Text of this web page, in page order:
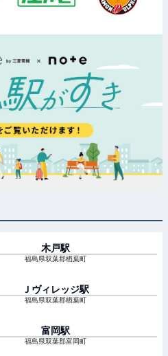
木戸駅
福島県双葉郡楢葉町
Ｊヴィレッジ駅
福島県双葉郡楢葉町
富岡駅
福島県双葉郡富岡町